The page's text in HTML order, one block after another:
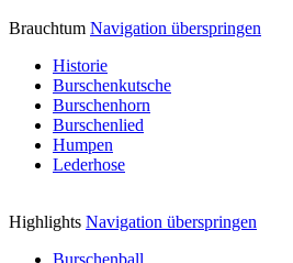
Brauchtum Navigation überspringen
Historie
Burschenkutsche
Burschenhorn
Burschenlied
Humpen
Lederhose
Highlights Navigation überspringen
Burschenball